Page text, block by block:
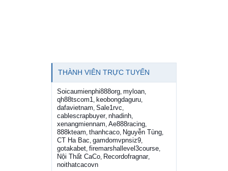
THÀNH VIÊN TRỰC TUYẾN
Soicaumienphi888org, myloan,
qh88tscom1, keobongdaguru,
dafavietnam, Sale1rvc,
cablescrapbuyer, nhadinh,
xenangmiennam, Ae888racing,
888kteam, thanhcaco, Nguyễn Tùng,
CT Ha Bac, gamdomvpnsiz9,
gotakabet, firemarshallevel3course,
Nội Thất CaCo, Recordofragnar,
noithatcacovn